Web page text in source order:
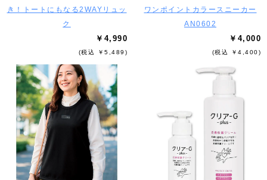
き！トートにもなる2WAYリュッ
ク
￥4,990
(税込 ￥5,489)
ワンポイントカラースニーカー
AN0602
￥4,000
(税込 ￥4,400)